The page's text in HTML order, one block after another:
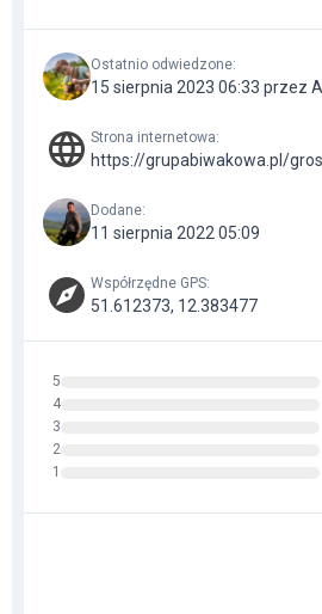
Ostatnio odwiedzone:
15 sierpnia 2023 06:33 przez
Strona internetowa:
https://grupabiwakowa.pl/
Dodane:
11 sierpnia 2022 05:09
Współrzędne GPS:
51.612373, 12.383477
5
4
3
2
1